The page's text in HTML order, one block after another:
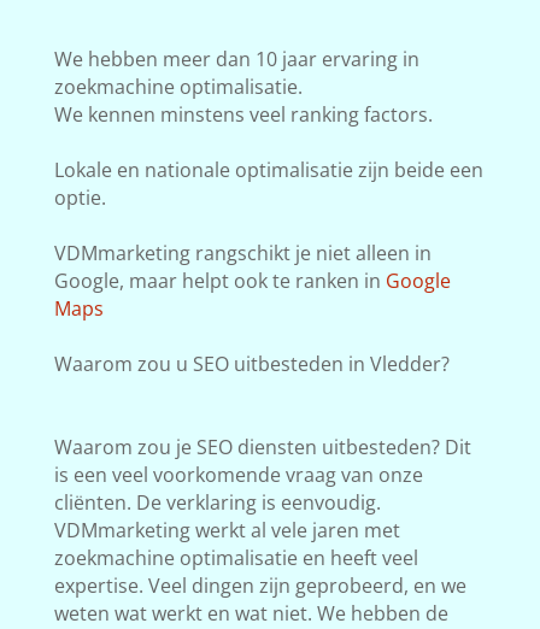
We hebben meer dan 10 jaar ervaring in
zoekmachine optimalisatie.
We kennen minstens veel ranking factors.
Lokale en nationale optimalisatie zijn beide een
optie.
VDMmarketing rangschikt je niet alleen in
Google, maar helpt ook te ranken in Google
Maps
Waarom zou u SEO uitbesteden in Vledder?
Waarom zou je SEO diensten uitbesteden? Dit
is een veel voorkomende vraag van onze
cliënten. De verklaring is eenvoudig.
VDMmarketing werkt al vele jaren met
zoekmachine optimalisatie en heeft veel
expertise. Veel dingen zijn geprobeerd, en we
weten wat werkt en wat niet. We hebben de